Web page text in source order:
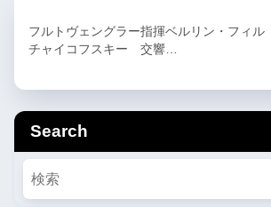
フルトヴェングラー指揮ベルリン・フィル
チャイコフスキー 交響…
Search